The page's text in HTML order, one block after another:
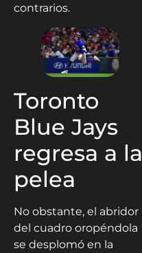
contrarios.
Toronto
Blue Jays
regresa a la
pelea
No obstante, el abridor
del cuadro oropéndola
se desplomó en la